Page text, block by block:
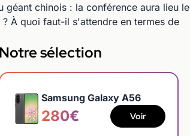
géant chinois : la conférence aura lieu le
À quoi faut-il s'attendre en termes de
Notre sélection
Samsung Galaxy A56
280€ Voir